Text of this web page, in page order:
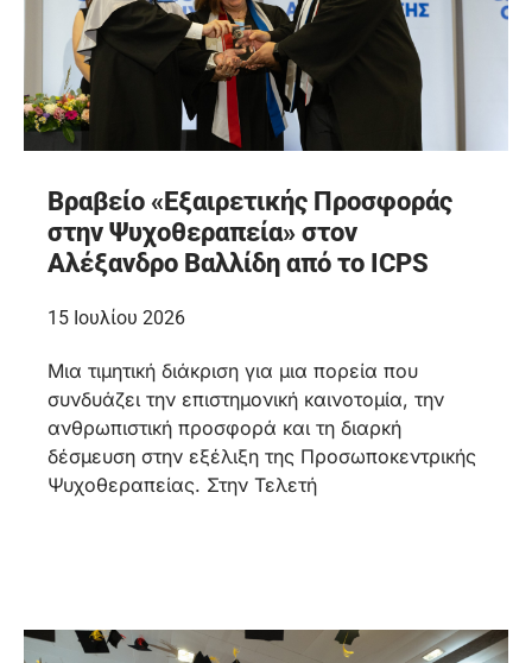
Βραβείο «Εξαιρετικής Προσφοράς
στην Ψυχοθεραπεία» στον
Αλέξανδρο Βαλλίδη από το ICPS
15 Ιουλίου 2026
Μια τιμητική διάκριση για μια πορεία που
συνδυάζει την επιστημονική καινοτομία, την
ανθρωπιστική προσφορά και τη διαρκή
δέσμευση στην εξέλιξη της Προσωποκεντρικής
Ψυχοθεραπείας. Στην Τελετή